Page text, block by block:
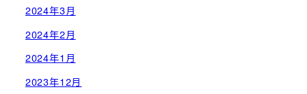
2024年3月
2024年2月
2024年1月
2023年12月